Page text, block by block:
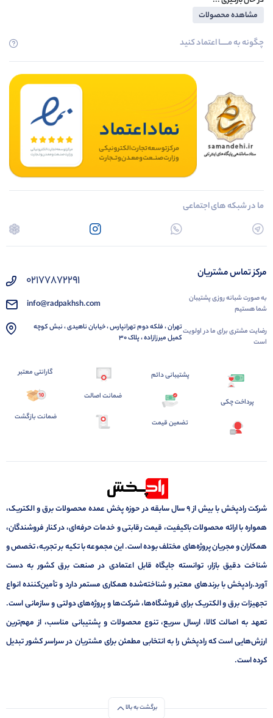
مشاهده محصولات
چگونه به مــــــا اعتماد کنید
ما در شبکه های اجتماعی
مرکز تماس مشتریان
به صورت شبانه روزی پشتیبان
شما هستیم
رضایت مشتری برای ما در اولویت
است
02177872291
info@radpakhsh.com
تهران ، فلکه دوم تهرانپارس ، خیابان ناهیدی ، نبش کوچه
کمیل میرزازاده ، پلاک 30
پرداخت چکی
پشتیبانی دائم
تضمین قیمت
ضمانت اصالت
گارانتی معتبر
ضمانت بازگشت
شرکت رادپخش با بیش از ۹ سال سابقه در حوزه پخش عمده محصولات برق و الکتریک،
همواره با ارائه محصولات باکیفیت، قیمت رقابتی و خدمات حرفه‌ای، در کنار فروشندگان،
همکاران و مجریان پروژه‌های مختلف بوده است. این مجموعه با تکیه بر تجربه، تخصص و
شناخت دقیق بازار، توانسته جایگاه قابل اعتمادی در صنعت برق کشور به دست
آورد.رادپخش با برندهای معتبر و شناخته‌شده همکاری مستمر دارد و تأمین‌کننده انواع
تجهیزات برق و الکتریک برای فروشگاه‌ها، شرکت‌ها و پروژه‌های دولتی و سازمانی است.
تعهد به اصالت کالا، ارسال سریع، تنوع محصولات و پشتیبانی مناسب، از مهم‌ترین
ارزش‌هایی است که رادپخش را به انتخابی مطمئن برای مشتریان در سراسر کشور تبدیل
کرده است.
برگشت به بالا